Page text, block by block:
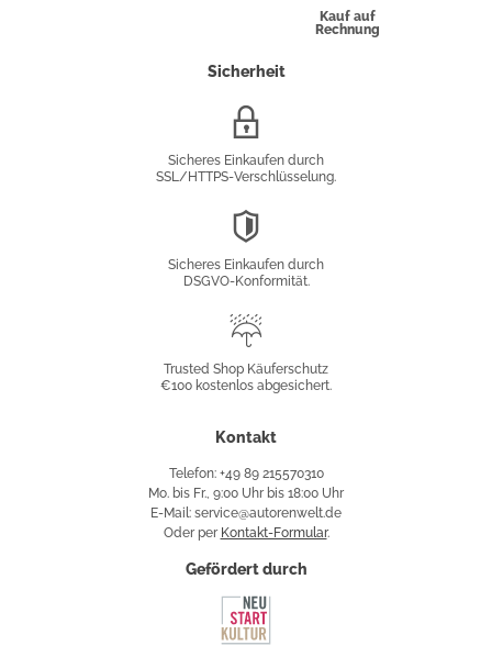
Kauf auf
Rechnung
Sicherheit
Sicheres Einkaufen durch
SSL/HTTPS-Verschlüsselung.
Sicheres Einkaufen durch
DSGVO-Konformität.
Käuferschutz
Trusted Shop Käuferschutz
€100 kostenlos abgesichert.
Kontakt
Telefon: +49 89 215570310
Mo. bis Fr., 9:00 Uhr bis 18:00 Uhr
E-Mail: service@autorenwelt.de
Oder per Kontakt-Formular.
Gefördert durch